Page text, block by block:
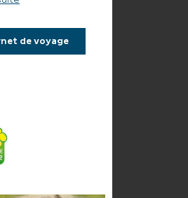
et respect du
Vous
ces
avec un
autour du lait
rare, aux
le lait
de voyage